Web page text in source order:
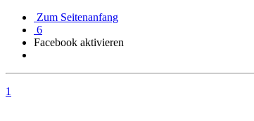
Zum Seitenanfang
6
Facebook aktivieren
1